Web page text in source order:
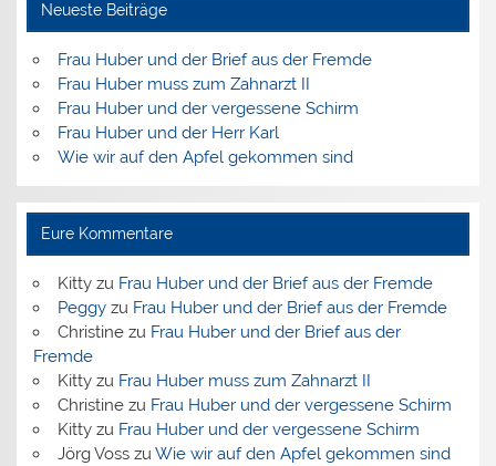
Neueste Beiträge
Frau Huber und der Brief aus der Fremde
Frau Huber muss zum Zahnarzt II
Frau Huber und der vergessene Schirm
Frau Huber und der Herr Karl
Wie wir auf den Apfel gekommen sind
Eure Kommentare
Kittyzu Frau Huber und der Brief aus der Fremde
Peggyzu Frau Huber und der Brief aus der Fremde
Christinezu Frau Huber und der Brief aus der
Fremde
Kittyzu Frau Huber muss zum Zahnarzt II
Christinezu Frau Huber und der vergessene Schirm
Kittyzu Frau Huber und der vergessene Schirm
Jörg Vosszu Wie wir auf den Apfel gekommen sind